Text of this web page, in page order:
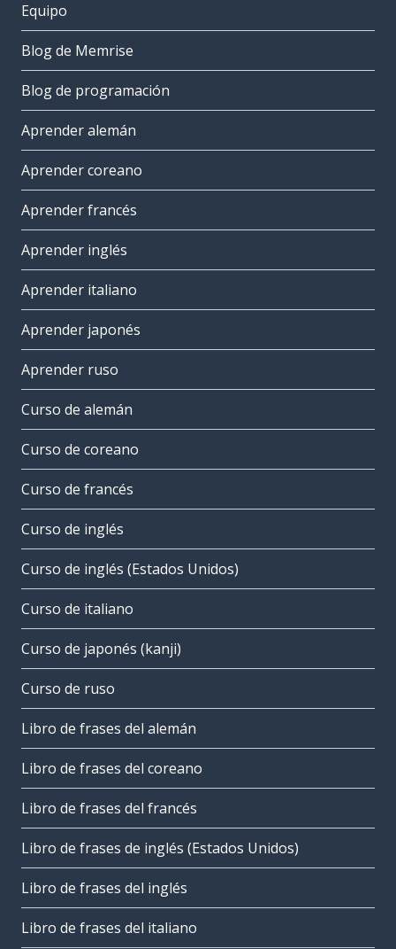
Equipo
Blog de Memrise
Blog de programación
Aprender alemán
Aprender coreano
Aprender francés
Aprender inglés
Aprender italiano
Aprender japonés
Aprender ruso
Curso de alemán
Curso de coreano
Curso de francés
Curso de inglés
Curso de inglés (Estados Unidos)
Curso de italiano
Curso de japonés (kanji)
Curso de ruso
Libro de frases del alemán
Libro de frases del coreano
Libro de frases del francés
Libro de frases de inglés (Estados Unidos)
Libro de frases del inglés
Libro de frases del italiano